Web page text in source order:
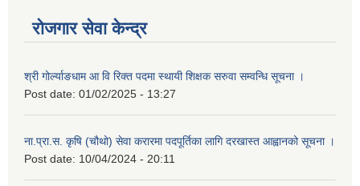
रोजगार सेवा केन्द्र
श्री गोर्ल्याङधाम आ वि रिक्त पदमा स्थायी शिक्षक सरुवा सम्वन्धि सूचना ।
Post date: 01/02/2025 - 13:27
ना.प्रा.स. कृषि (चौथो) सेवा करारमा पदपूर्तिका लागि दरखास्त आह्वानको सूचना ।
Post date: 10/04/2024 - 20:11